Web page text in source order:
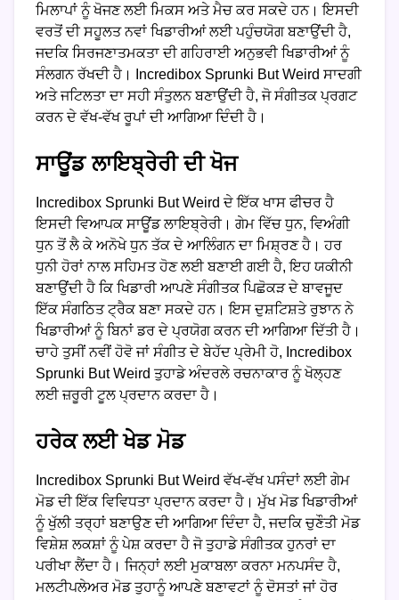
ਮਿਲਾਪਾਂ ਨੂੰ ਖੋਜਣ ਲਈ ਮਿਕਸ ਅਤੇ ਮੈਚ ਕਰ ਸਕਦੇ ਹਨ। ਇਸਦੀ
ਵਰਤੋਂ ਦੀ ਸਹੂਲਤ ਨਵਾਂ ਖਿਡਾਰੀਆਂ ਲਈ ਪਹੁੰਚਯੋਗ ਬਣਾਉਂਦੀ ਹੈ,
ਜਦਕਿ ਸਿਰਜਣਾਤਮਕਤਾ ਦੀ ਗਹਿਰਾਈ ਅਨੁਭਵੀ ਖਿਡਾਰੀਆਂ ਨੂੰ
ਸੰਲਗਨ ਰੱਖਦੀ ਹੈ। Incredibox Sprunki But Weird ਸਾਦਗੀ
ਅਤੇ ਜਟਿਲਤਾ ਦਾ ਸਹੀ ਸੰਤੁਲਨ ਬਣਾਉਂਦੀ ਹੈ, ਜੋ ਸੰਗੀਤਕ ਪ੍ਰਗਟ
ਕਰਨ ਦੇ ਵੱਖ-ਵੱਖ ਰੂਪਾਂ ਦੀ ਆਗਿਆ ਦਿੰਦੀ ਹੈ।
ਸਾਊਂਡ ਲਾਇਬ੍ਰੇਰੀ ਦੀ ਖੋਜ
Incredibox Sprunki But Weird ਦੇ ਇੱਕ ਖਾਸ ਫੀਚਰ ਹੈ
ਇਸਦੀ ਵਿਆਪਕ ਸਾਊਂਡ ਲਾਇਬ੍ਰੇਰੀ। ਗੇਮ ਵਿੱਚ ਧੁਨ, ਵਿਅੰਗੀ
ਧੁਨ ਤੋਂ ਲੈ ਕੇ ਅਨੋਖੇ ਧੁਨ ਤੱਕ ਦੇ ਆਲਿੰਗਨ ਦਾ ਮਿਸ਼੍ਰਣ ਹੈ। ਹਰ
ਧੁਨੀ ਹੋਰਾਂ ਨਾਲ ਸਹਿਮਤ ਹੋਣ ਲਈ ਬਣਾਈ ਗਈ ਹੈ, ਇਹ ਯਕੀਨੀ
ਬਣਾਉਂਦੀ ਹੈ ਕਿ ਖਿਡਾਰੀ ਆਪਣੇ ਸੰਗੀਤਕ ਪਿਛੋਕੜ ਦੇ ਬਾਵਜੂਦ
ਇੱਕ ਸੰਗਠਿਤ ਟ੍ਰੈਕ ਬਣਾ ਸਕਦੇ ਹਨ। ਇਸ ਦੁਸ਼ਟਿਸ਼ਤੇ ਰੁਝਾਨ ਨੇ
ਖਿਡਾਰੀਆਂ ਨੂੰ ਬਿਨਾਂ ਡਰ ਦੇ ਪ੍ਰਯੋਗ ਕਰਨ ਦੀ ਆਗਿਆ ਦਿੱਤੀ ਹੈ।
ਚਾਹੇ ਤੁਸੀਂ ਨਵੀਂ ਹੋਵੋ ਜਾਂ ਸੰਗੀਤ ਦੇ ਬੇਹੱਦ ਪ੍ਰੇਮੀ ਹੋ, Incredibox
Sprunki But Weird ਤੁਹਾਡੇ ਅੰਦਰਲੇ ਰਚਨਾਕਾਰ ਨੂੰ ਖੋਲ੍ਹਣ
ਲਈ ਜ਼ਰੂਰੀ ਟੂਲ ਪ੍ਰਦਾਨ ਕਰਦਾ ਹੈ।
ਹਰੇਕ ਲਈ ਖੇਡ ਮੋਡ
Incredibox Sprunki But Weird ਵੱਖ-ਵੱਖ ਪਸੰਦਾਂ ਲਈ ਗੇਮ
ਮੋਡ ਦੀ ਇੱਕ ਵਿਵਿਧਤਾ ਪ੍ਰਦਾਨ ਕਰਦਾ ਹੈ। ਮੁੱਖ ਮੋਡ ਖਿਡਾਰੀਆਂ
ਨੂੰ ਖੁੱਲੀ ਤਰ੍ਹਾਂ ਬਣਾਉਣ ਦੀ ਆਗਿਆ ਦਿੰਦਾ ਹੈ, ਜਦਕਿ ਚੁਣੌਤੀ ਮੋਡ
ਵਿਸ਼ੇਸ਼ ਲਕਸ਼ਾਂ ਨੂੰ ਪੇਸ਼ ਕਰਦਾ ਹੈ ਜੋ ਤੁਹਾਡੇ ਸੰਗੀਤਕ ਹੁਨਰਾਂ ਦਾ
ਪਰੀਖਾ ਲੈਂਦਾ ਹੈ। ਜਿਨ੍ਹਾਂ ਲਈ ਮੁਕਾਬਲਾ ਕਰਨਾ ਮਨਪਸੰਦ ਹੈ,
ਮਲਟੀਪਲੇਅਰ ਮੋਡ ਤੁਹਾਨੂੰ ਆਪਣੇ ਬਣਾਵਟਾਂ ਨੂੰ ਦੋਸਤਾਂ ਜਾਂ ਹੋਰ